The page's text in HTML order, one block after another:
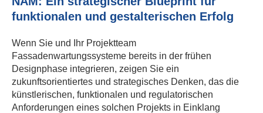
funktionalen und gestalterischen Erfolg
Wenn Sie und Ihr Projektteam
Fassadenwartungssysteme bereits in der frühen
Designphase integrieren, zeigen Sie ein
zukunftsorientiertes und strategisches Denken, das die
künstlerischen, funktionalen und regulatorischen
Anforderungen eines solchen Projekts in Einklang